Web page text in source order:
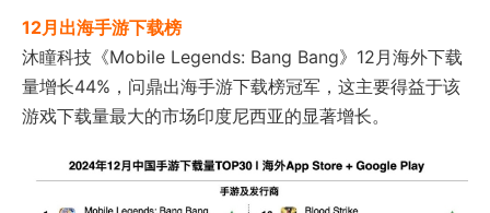
12月出海手游下载榜
沐瞳科技《Mobile Legends: Bang Bang》12月海外下载
量增长44%，问鼎出海手游下载榜冠军，这主要得益于该
游戏下载量最大的市场印度尼西亚的显著增长。